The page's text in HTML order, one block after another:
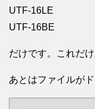
UTF-16LE
UTF-16BE
だけです。これだ
あとはファイルが